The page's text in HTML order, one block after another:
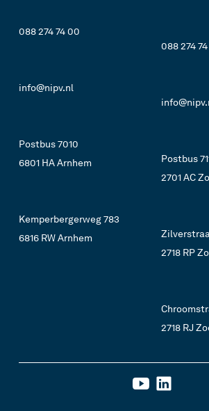
088 274 74 00
info@nipv.nl
Postbus 7010
6801 HA Arnhem
Kemperbergerweg 783
6816 RW Arnhem
088 274
Postbus
2701 AC
2718 RP
2718 RJ